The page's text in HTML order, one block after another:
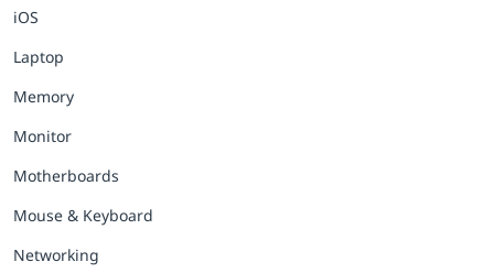
iOS
Laptop
Memory
Monitor
Motherboards
Mouse & Keyboard
Networking